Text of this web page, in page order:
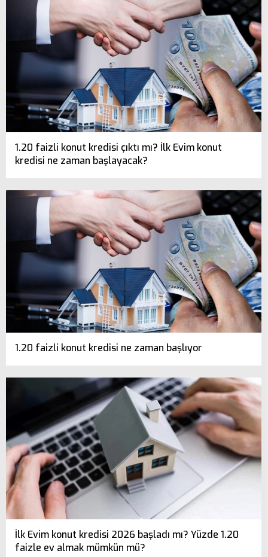
1.20 faizli konut kredisi çıktı mı? İlk Evim konut
kredisi ne zaman başlayacak?
1.20 faizli konut kredisi ne zaman başlıyor
İlk Evim konut kredisi 2026 başladı mı? Yüzde 1.20
faizle ev almak mümkün mü?